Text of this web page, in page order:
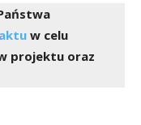
w celu
projektu oraz